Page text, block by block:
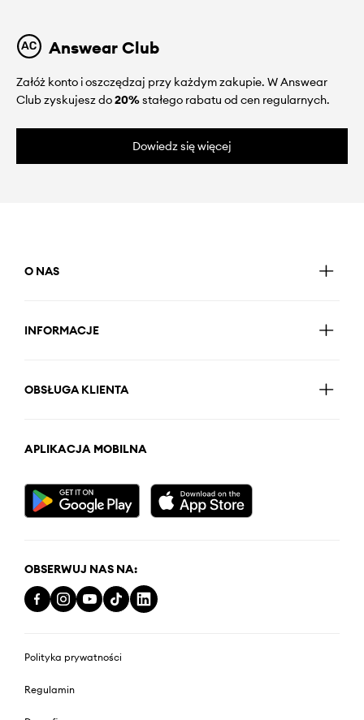
Answear Club
Załóż konto i oszczędzaj przy każdym zakupie. W Answear
Club zyskujesz do20%stałego rabatu od cen regularnych.
Dowiedz się więcej
O NAS
INFORMACJE
OBSŁUGA KLIENTA
APLIKACJA MOBILNA
OBSERWUJ NAS NA:
Polityka prywatności
Regulamin